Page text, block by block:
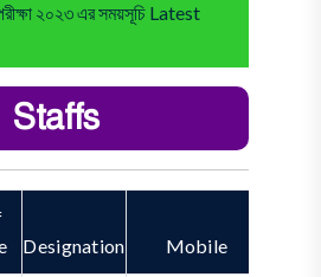
পরীক্ষা ২০২৩ এর সময়সূচি Latest
Staffs
Designation Mobile